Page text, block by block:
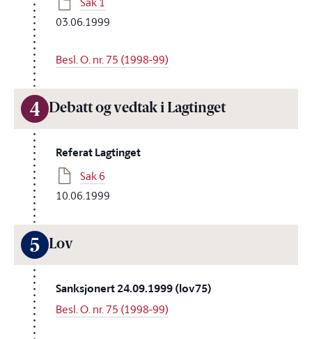
03.06.1999
Besl. O. nr. 75 (1998-99)
4 Debatt og vedtak i Lagtinget
Referat Lagtinget
Sak 6
10.06.1999
5 Lov
Sanksjonert 24.09.1999 (lov75)
Besl. O. nr. 75 (1998-99)